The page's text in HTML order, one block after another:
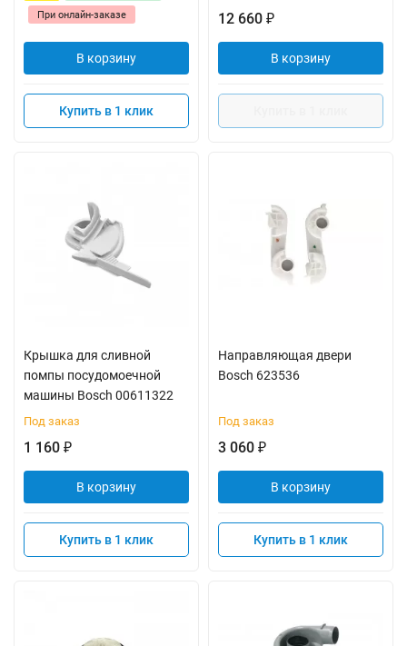
При онлайн-заказе
В корзину
Купить в 1 клик
12 660 ₽
В корзину
Крышка для сливной
помпы посудомоечной
машины Bosch 00611322
Под заказ
1 160 ₽
В корзину
Купить в 1 клик
Направляющая двери
Bosch 623536
Под заказ
3 060 ₽
В корзину
Купить в 1 клик